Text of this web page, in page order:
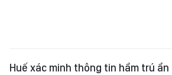
Huế xác minh thông tin hầm trú ẩn